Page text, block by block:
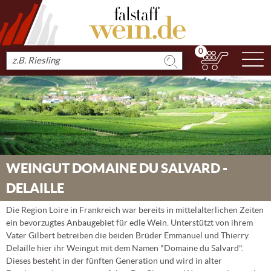
Produkt
suchen
0
WEINGUT DOMAINE DU SALVARD -
DELAILLE
Die Region Loire in Frankreich war bereits in mittelalterlichen Zeiten
ein bevorzugtes Anbaugebiet für edle Wein. Unterstützt von ihrem
Vater Gilbert betreiben die beiden Brüder Emmanuel und Thierry
Delaille hier ihr Weingut mit dem Namen "Domaine du Salvard".
Dieses besteht in der fünften Generation und wird in alter